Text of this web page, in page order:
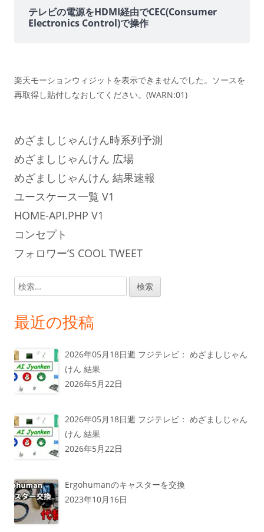
テレビの電源をHDMI経由でCEC(Consumer
Electronics Control)で操作
楽天モーションウィジットを表示できませんでした。ソースを
再取得し貼付しなおしてください。(WARN:01)
めざましじゃんけん時系列予測
めざましじゃんけん 広場
めざましじゃんけん 結果速報
ユースケース一覧 V1
HOME-API.PHP V1
コンセプト
フォロワー’S COOL TWEET
検
索:
最近の投稿
2026年05月18日週 フジテレビ： めざましじゃん
けん 結果
2026年5月22日
2026年05月18日週 フジテレビ： めざましじゃん
けん 結果
2026年5月22日
Ergohumanのキャスターを交換
2023年10月16日